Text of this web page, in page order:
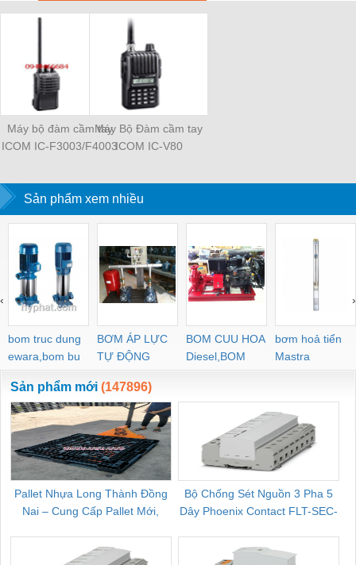
Máy bộ đàm cầm tay
ICOM IC-F3003/F4003
Máy Bộ Đàm cầm tay
ICOM IC-V80
Sản phẩm xem nhiều
bom truc dung
ewara,bom bu
ewara
BƠM ÁP LỰC
TỰ ĐỘNG
BOM CUU HOA
Diesel,BOM
CHUA CHAY
bơm hoả tiển
Mastra
‹ ›
Sản phẩm mới (147896)
Pallet Nhựa Long Thành Đồng
Nai – Cung Cấp Pallet Mới,
Bộ Chống Sét Nguồn 3 Pha 5
Dây Phoenix Contact FLT-SEC-